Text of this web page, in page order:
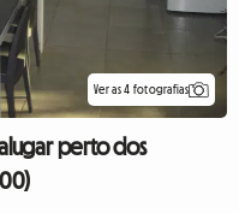
Ver as 4 fotografias
perto dos